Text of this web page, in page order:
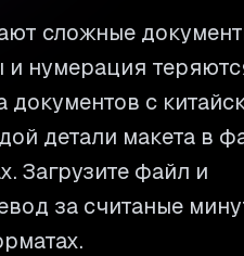
сложные
и нумерация
с
детали макета в
Загрузите файл и
за считаные